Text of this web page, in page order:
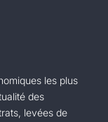
les plus
des
levées de